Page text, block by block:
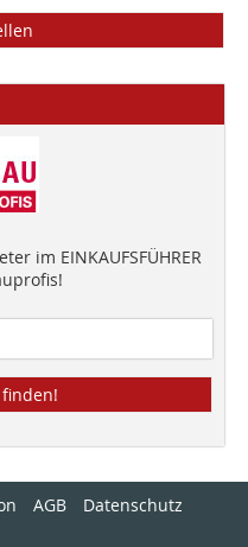
im EINKAUFSFÜHRER
AGB
Datenschutz